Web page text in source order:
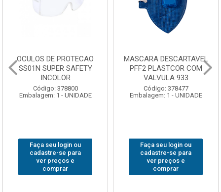
MASCARA DESCARTAVEL
PFF2 PLASTCOR COM
VALVULA 933
Código: 378477
Embalagem: 1 - UNIDADE
Faça seu login ou
cadastre-se para
ver preços e
comprar
CAPA PARA CHUVA
DESCARTAVEL
TRANSPARENTE
Código: 222330
Embalagem: 1 - UNIDADE
Faça seu login ou
cadastre-se para
ver preços e
comprar